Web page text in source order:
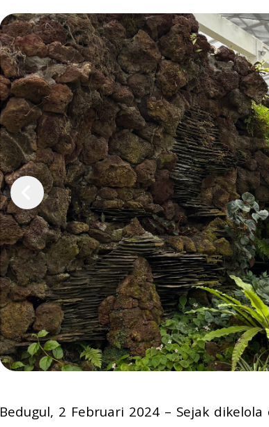
Bedugul, 2 Februari 2024 – Sejak